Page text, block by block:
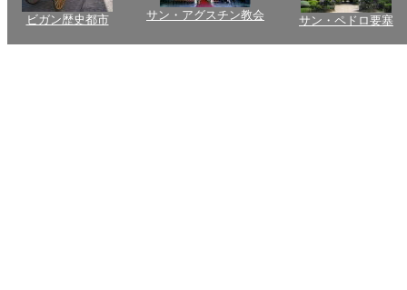
ビガン歴史都市 サン・アグスチン教会 サン・ペドロ要塞